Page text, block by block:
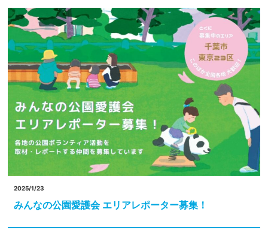
2025/1/23
みんなの公園愛護会 エリアレポーター募集！